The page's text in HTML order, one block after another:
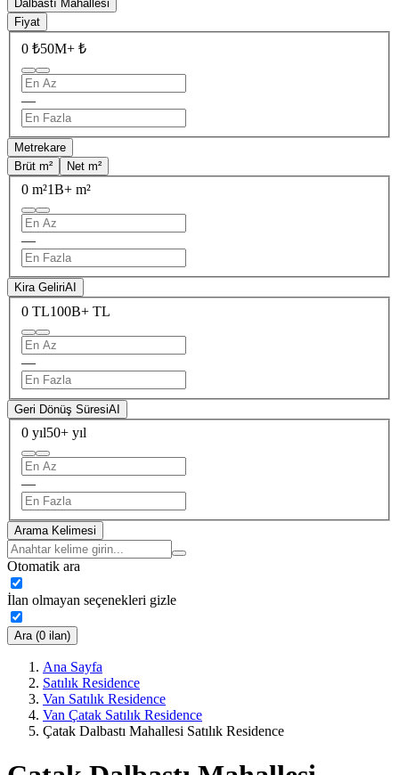
Dalbastı Mahallesi
Fiyat
0 ₺50M+ ₺
—
Metrekare
Brüt m²
Net m²
0 m²1B+ m²
—
Kira GeliriAI
0 TL100B+ TL
—
Geri Dönüş SüresiAI
0 yıl50+ yıl
—
Arama Kelimesi
Otomatik ara
İlan olmayan seçenekleri gizle
Ara (0 ilan)
Ana Sayfa
Satılık Residence
Van Satılık Residence
Van Çatak Satılık Residence
Çatak Dalbastı Mahallesi Satılık Residence